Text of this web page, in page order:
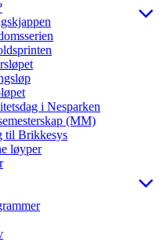
i Nesparken
(MM)
til Brikkesys
løyper